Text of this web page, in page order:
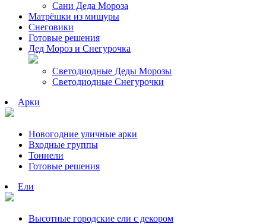
Сани Деда Мороза
Матрёшки из мишуры
Снеговики
Готовые решения
Дед Мороз и Снегурочка
Светодиодные Деды Морозы
Светодиодные Снегурочки
Арки
Новогодние уличные арки
Входные группы
Тоннели
Готовые решения
Ели
Высотные городские ели с декором